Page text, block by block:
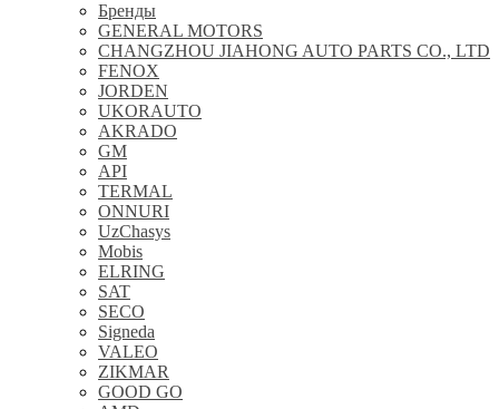
Бренды
GENERAL MOTORS
CHANGZHOU JIAHONG AUTO PARTS CO., LTD
FENOX
JORDEN
UKORAUTO
AKRADO
GM
API
TERMAL
ONNURI
UzChasys
Mobis
ELRING
SAT
SECO
Signeda
VALEO
ZIKMAR
GOOD GO